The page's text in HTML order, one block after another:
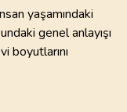
yaşamındaki
genel anlayışı
boyutlarını